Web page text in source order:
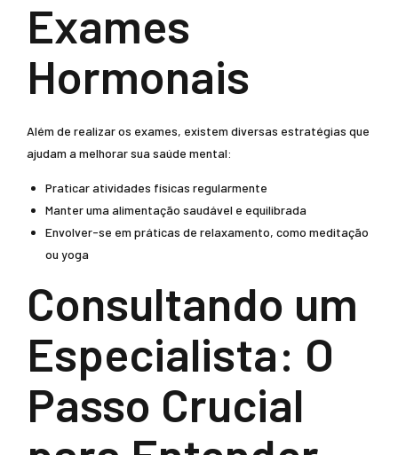
Exames
Hormonais
Além de realizar os exames, existem diversas estratégias que
ajudam a melhorar sua saúde mental:
Praticar atividades físicas regularmente
Manter uma alimentação saudável e equilibrada
Envolver-se em práticas de relaxamento, como meditação
ou yoga
Consultando um
Especialista: O
Passo Crucial